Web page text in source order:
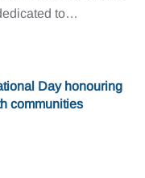
to…
Day honouring
communities